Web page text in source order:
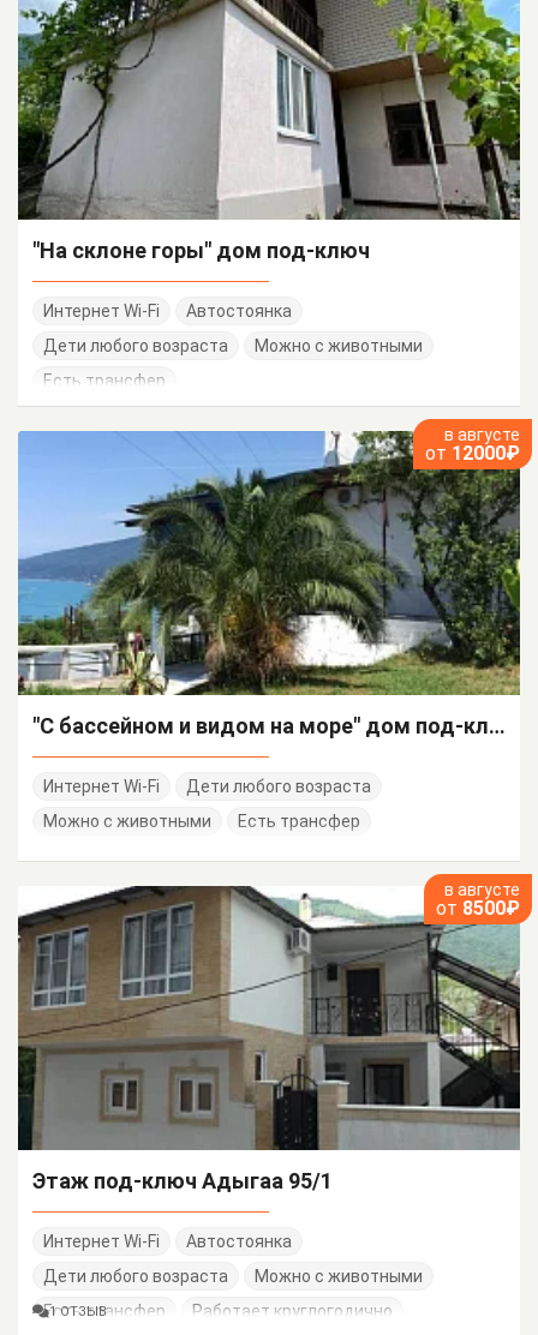
"На склоне горы" дом под-ключ
Интернет Wi-Fi
Автостоянка
Дети любого возраста
Можно с животными
Есть трансфер
в августе
от 12000₽
"С бассейном и видом на море" дом под-ключ
Интернет Wi-Fi
Дети любого возраста
Можно с животными
Есть трансфер
в августе
от 8500₽
Этаж под-ключ Адыгаа 95/1
Интернет Wi-Fi
Автостоянка
Дети любого возраста
Можно с животными
Есть трансфер
Работает круглогодично
1 ОТЗЫВ